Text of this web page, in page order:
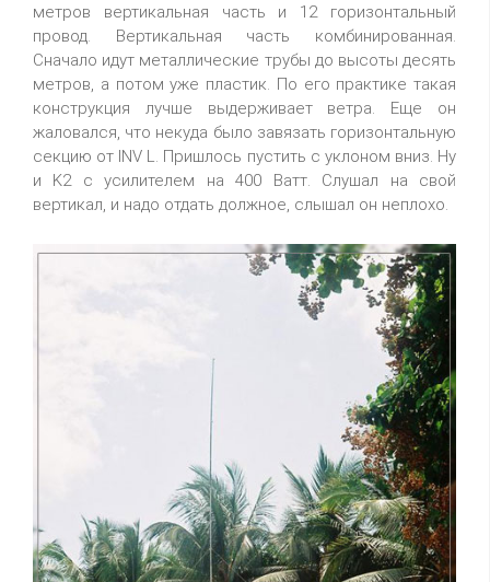
метров вертикальная часть и 12 горизонтальный
провод. Вертикальная часть комбинированная.
Сначало идут металлические трубы до высоты десять
метров, а потом уже пластик. По его практике такая
конструкция лучше выдерживает ветра. Еще он
жаловался, что некуда было завязать горизонтальную
секцию от INV L. Пришлось пустить с уклоном вниз. Ну
и K2 с усилителем на 400 Ватт. Слушал на свой
вертикал, и надо отдать должное, слышал он неплохо.